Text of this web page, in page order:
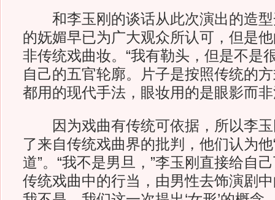
和李玉刚的谈话从此次演出的造型
的妩媚早已为广大观众所认可，但是
非传统戏曲妆。“我有勒头，但是不是
自己的五官轮廓。片子是按照传统的
都用的现代手法，眼妆用的是眼影而非
因为戏曲有传统可依据，所以李玉
了来自传统戏曲界的批判，他们认为他
道”。“我不是男旦，”李玉刚直接给自
传统戏曲中的行当，由男性去饰演剧